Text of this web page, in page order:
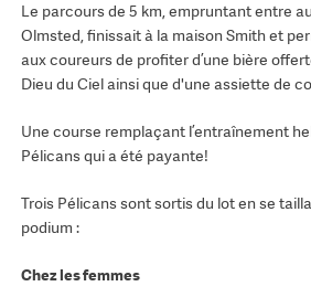
Le parcours de 5 km, empruntant entre
Olmsted, finissait à la maison Smith et
aux coureurs de profiter d’une bière
Dieu du Ciel ainsi que d'une assiette de
Une course remplaçant l’entraînement
Pélicans qui a été payante!
Trois Pélicans sont sortis du lot en se
podium :
Chez les femmes